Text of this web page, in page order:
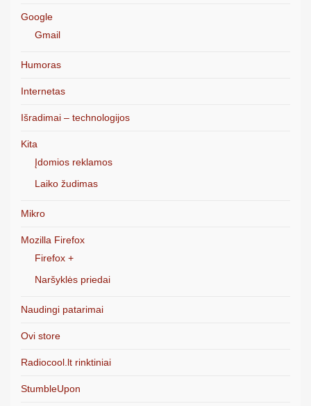
Google
Gmail
Humoras
Internetas
Išradimai – technologijos
Kita
Įdomios reklamos
Laiko žudimas
Mikro
Mozilla Firefox
Firefox +
Naršyklės priedai
Naudingi patarimai
Ovi store
Radiocool.lt rinktiniai
StumbleUpon